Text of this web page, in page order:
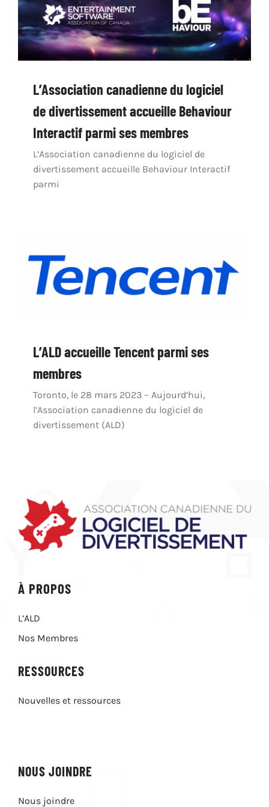
L’Association canadienne du logiciel
de divertissement accueille Behaviour
Interactif parmi ses membres
L’Association canadienne du logiciel de
divertissement accueille Behaviour Interactif
parmi
L’ALD accueille Tencent parmi ses
membres
Toronto, le 28 mars 2023 – Aujourd’hui,
l’Association canadienne du logiciel de
divertissement (ALD)
À PROPOS
L’ALD
Nos Membres
RESSOURCES
Nouvelles et ressources
NOUS JOINDRE
Nous joindre